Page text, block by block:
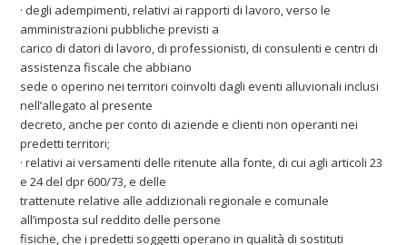
· degli adempimenti, relativi ai rapporti di lavoro, verso le
amministrazioni pubbliche previsti a
carico di datori di lavoro, di professionisti, di consulenti e centri di
assistenza fiscale che abbiano
sede o operino nei territori coinvolti dagli eventi alluvionali inclusi
nell’allegato al presente
decreto, anche per conto di aziende e clienti non operanti nei
predetti territori;
· relativi ai versamenti delle ritenute alla fonte, di cui agli articoli 23
e 24 del dpr 600/73, e delle
trattenute relative alle addizionali regionale e comunale
all’imposta sul reddito delle persone
fisiche, che i predetti soggetti operano in qualità di sostituti